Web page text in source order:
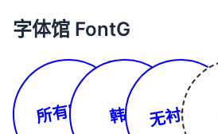
字体馆 FontG
所有字体 韩文 无衬线体